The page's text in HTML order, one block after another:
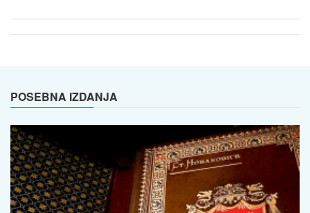
POSEBNA IZDANJA